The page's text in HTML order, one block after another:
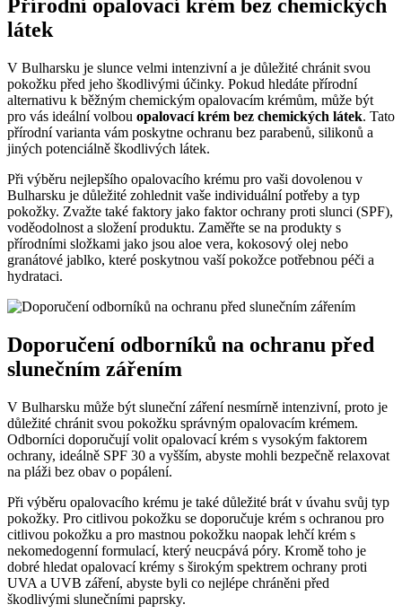
Přírodní opalovací krém bez chemických
látek
V Bulharsku je slunce velmi intenzivní a je důležité chránit svou
pokožku před jeho škodlivými účinky. Pokud hledáte přírodní
alternativu k běžným chemickým opalovacím krémům, může být
pro vás ideální volbou opalovací krém bez chemických látek. Tato
přírodní varianta vám poskytne ochranu bez parabenů, silikonů a
jiných potenciálně škodlivých látek.
Při výběru nejlepšího opalovacího krému pro vaši dovolenou v
Bulharsku je důležité zohlednit vaše individuální potřeby a typ
pokožky. Zvažte také faktory jako faktor ochrany proti slunci (SPF),
voděodolnost a složení produktu. Zaměřte se na produkty s
přírodními složkami jako jsou aloe vera, kokosový olej nebo
granátové jablko, které poskytnou vaší pokožce potřebnou péči a
hydrataci.
Doporučení odborníků na ochranu před
slunečním zářením
V Bulharsku může být sluneční záření nesmírně intenzivní, proto je
důležité chránit svou pokožku správným opalovacím krémem.
Odborníci doporučují volit opalovací krém s vysokým faktorem
ochrany, ideálně SPF 30 a vyšším, abyste mohli bezpečně relaxovat
na pláži bez obav o popálení.
Při výběru opalovacího krému je také důležité brát v úvahu svůj typ
pokožky. Pro citlivou pokožku se doporučuje krém s ochranou pro
citlivou pokožku a pro mastnou pokožku naopak lehčí krém s
nekomedogenní formulací, který neucpává póry. Kromě toho je
dobré hledat opalovací krémy s širokým spektrem ochrany proti
UVA a UVB záření, abyste byli co nejlépe chráněni před
škodlivými slunečními paprsky.